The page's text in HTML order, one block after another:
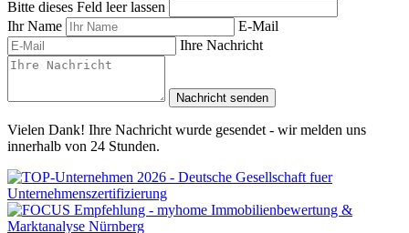
Bitte dieses Feld leer lassen
Ihr Name
E-Mail
Ihre Nachricht
Nachricht senden
Vielen Dank! Ihre Nachricht wurde gesendet - wir melden uns
innerhalb von 24 Stunden.